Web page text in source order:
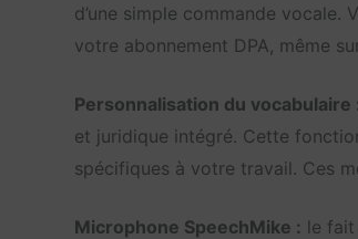
d’une simple commande
votre abonnement DPA, même
Personnalisation du vocabulaire :
et juridique intégré. Cette
spécifiques à votre travail. Ces
Microphone SpeechMike : le fait